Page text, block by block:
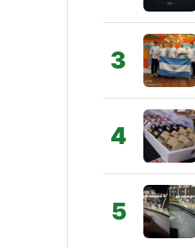
3
4
5